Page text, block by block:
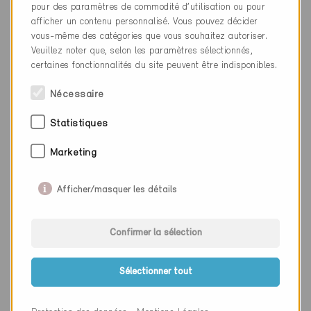
Lieu Bulle
Canton Fribourg
Site web www.atelier-a3.ch
Entreprise
NPA
www.bruelhartducret.ch
Entreprise
pour des paramètres de commodité d’utilisation ou pour
afficher un contenu personnalisé. Vous pouvez décider
vous-même des catégories que vous souhaitez autoriser.
Veuillez noter que, selon les paramètres sélectionnés,
certaines fonctionnalités du site peuvent être indisponibles.
Nécessaire
Statistiques
Marketing
Afficher/masquer les détails
Confirmer la sélection
Sélectionner tout